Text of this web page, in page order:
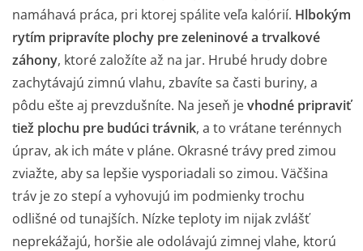
namáhavá práca, pri ktorej spálite veľa kalórií. Hlbokým
rytím pripravíte plochy prezeleninovéa trvalkové
záhony, ktoré založíte až na jar. Hrubé hrudy dobre
zachytávajú zimnú vlahu, zbavíte sa časti buriny, a
pôdu ešte aj prevzdušníte. Na jeseň jevhodné pripraviť
tiež plochu pre budúcitrávnik, a to vrátane terénnych
úprav, ak ich máte v pláne. Okrasné trávy pred zimou
zviažte, aby sa lepšie vysporiadali so zimou. Väčšina
tráv je zo stepí a vyhovujú im podmienky trochu
odlišné od tunajších. Nízke teploty im nijak zvlášť
neprekážajú, horšie ale odolávajú zimnej vlahe, ktorú